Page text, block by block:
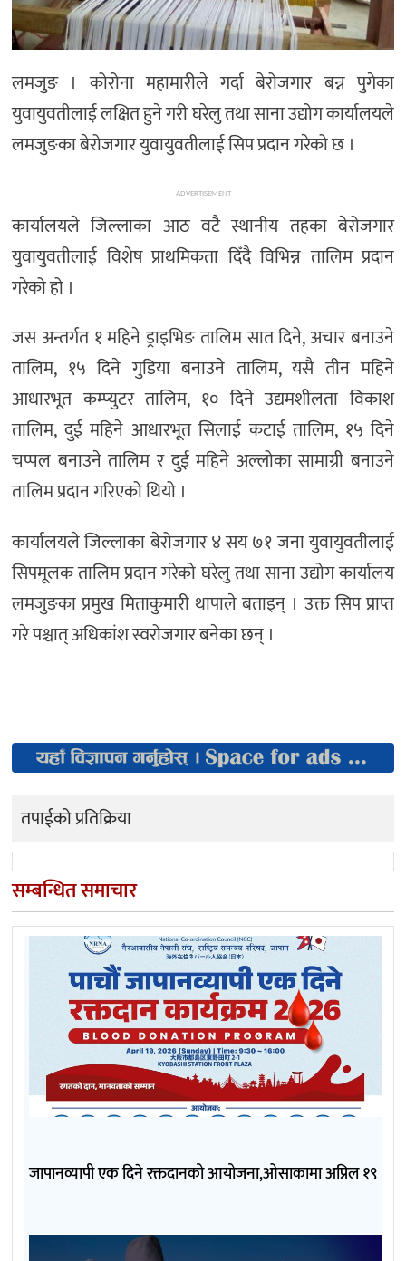
लमजुङ । कोरोना महामारीले गर्दा बेरोजगार बन्न पुगेका
युवायुवतीलाई लक्षित हुने गरी घरेलु तथा साना उद्योग कार्यालयले
लमजुङका बेरोजगार युवायुवतीलाई सिप प्रदान गरेको छ ।
ADVERTISEMENT
कार्यालयले जिल्लाका आठ वटै स्थानीय तहका बेरोजगार
युवायुवतीलाई विशेष प्राथमिकता दिँदै विभिन्न तालिम प्रदान
गरेको हो ।
जस अन्तर्गत १ महिने ड्राइभिङ तालिम सात दिने, अचार बनाउने
तालिम, १५ दिने गुडिया बनाउने तालिम, यसै तीन महिने
आधारभूत कम्प्युटर तालिम, १० दिने उद्यमशीलता विकाश
तालिम, दुई महिने आधारभूत सिलाई कटाई तालिम, १५ दिने
चप्पल बनाउने तालिम र दुई महिने अल्लोका सामाग्री बनाउने
तालिम प्रदान गरिएको थियो ।
कार्यालयले जिल्लाका बेरोजगार ४ सय ७१ जना युवायुवतीलाई
सिपमूलक तालिम प्रदान गरेको घरेलु तथा साना उद्योग कार्यालय
लमजुङका प्रमुख मिताकुमारी थापाले बताइन् । उक्त सिप प्राप्त
गरे पश्चात् अधिकांश स्वरोजगार बनेका छन् ।
तपाईको प्रतिक्रिया
सम्बन्धित समाचार
जापानव्यापी एक दिने रक्तदानको आयोजना,ओसाकामा अप्रिल १९